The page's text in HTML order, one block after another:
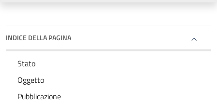
INDICE DELLA PAGINA
Stato
Oggetto
Pubblicazione